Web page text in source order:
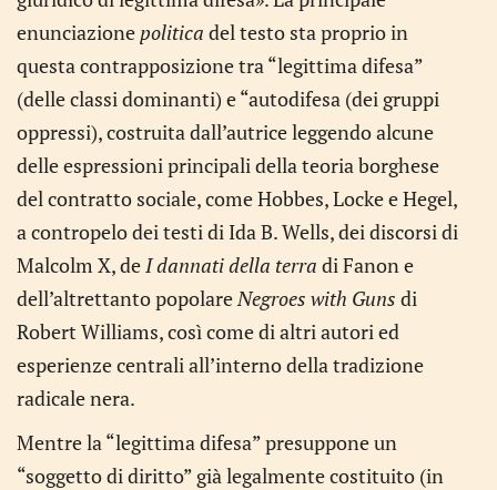
enunciazione politica del testo sta proprio in
questa contrapposizione tra “legittima difesa”
(delle classi dominanti) e “autodifesa (dei gruppi
oppressi), costruita dall’autrice leggendo alcune
delle espressioni principali della teoria borghese
del contratto sociale, come Hobbes, Locke e Hegel,
a contropelo dei testi di Ida B. Wells, dei discorsi di
Malcolm X, de I dannati della terra di Fanon e
dell’altrettanto popolare Negroes with Guns di
Robert Williams, così come di altri autori ed
esperienze centrali all’interno della tradizione
radicale nera.
Mentre la “legittima difesa” presuppone un
“soggetto di diritto” già legalmente costituito (in